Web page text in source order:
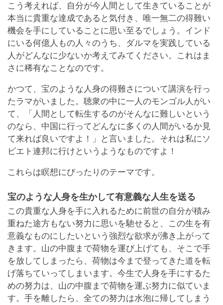
こう考えれば、自分が今人間として生きていることが
本当に貴重な達成であると気付き、唯一無二の得難い
機会を手にしていることに思い至るでしょう。インド
にいる何億人もの人々のうち、ダルマを実践している
人がどんなに少ないか考えてみてください。これはま
さに稀有なことなのです。
かつて、宝のような人身の得難さについて講演を行っ
たラマがいました。聴衆の中に一人のモンゴル人がい
て、「人間として転生するのがそんなに難しいという
のなら、中国に行ってどんなに多くの人間がいるか見
て来れば良いですよ！」と言いました。それは私にソ
ビエト連邦に行けというようなものですよ！
これらは瞑想にぴったりのテーマです。
宝のような人身を生かして有意義な人生を送る
この貴重な人身を手に入れるために前世の自分が積み
重ねた途方もない努力に思いを馳せると、この生を有
意義なものにしたいという強烈な欲求が沸き上がって
きます。山の中腹まで荷物を運び上げても、そこで手
を放してしまったら、荷物は今まで登ってきた道を転
げ落ちていってしまいます。今生で人身を手にするた
めの努力は、山の中腹まで荷物を運ぶ努力に似ていま
す。手を離したら、全ての努力は水泡に帰してしまう